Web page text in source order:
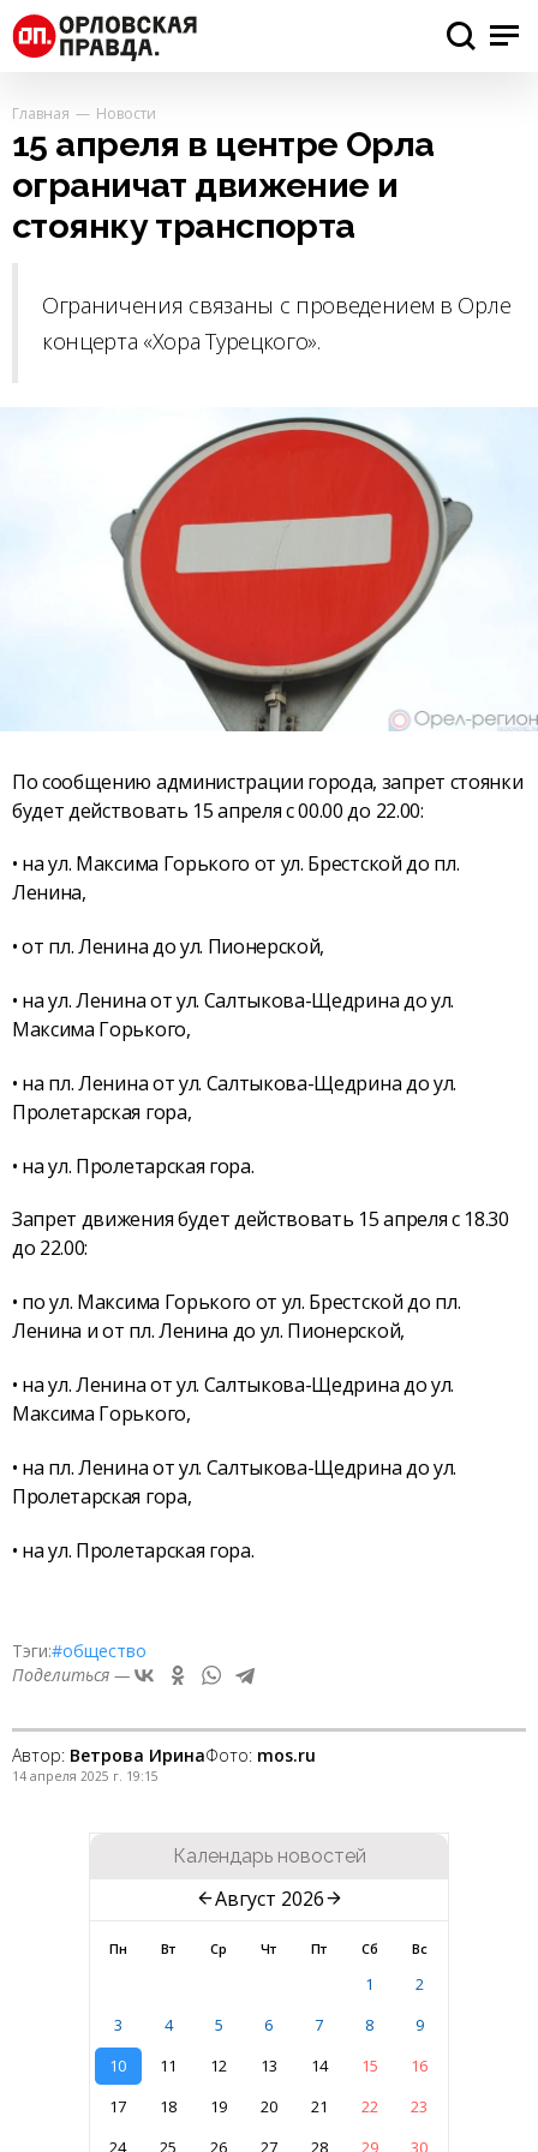
Главная Новости
15 апреля в центре Орла
ограничат движение и
стоянку транспорта
Ограничения связаны с проведением в Орле
концерта «Хора Турецкого».
По сообщению администрации города, запрет стоянки
будет действовать 15 апреля с 00.00 до 22.00:
• на ул. Максима Горького от ул. Брестской до пл.
Ленина,
• от пл. Ленина до ул. Пионерской,
• на ул. Ленина от ул. Салтыкова-Щедрина до ул.
Максима Горького,
• на пл. Ленина от ул. Салтыкова-Щедрина до ул.
Пролетарская гора,
• на ул. Пролетарская гора.
Запрет движения будет действовать 15 апреля с 18.30
до 22.00:
• по ул. Максима Горького от ул. Брестской до пл.
Ленина и от пл. Ленина до ул. Пионерской,
• на ул. Ленина от ул. Салтыкова-Щедрина до ул.
Максима Горького,
• на пл. Ленина от ул. Салтыкова-Щедрина до ул.
Пролетарская гора,
• на ул. Пролетарская гора.
Тэги:#общество
Поделиться —
Автор: Ветрова ИринаФото: mos.ru
14 апреля 2025 г. 19:15
Календарь новостей
Август 2026
Пн Вт Ср Чт Пт Сб Вс
1
2
3
4 5 6 7 8
9
10
11 12 13 14 15
16
17
18 19 20 21 22
23
24
25 26 27 28 29 30